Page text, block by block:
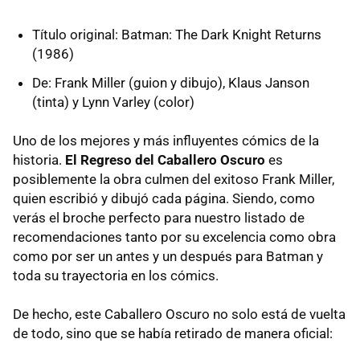
Título original: Batman: The Dark Knight Returns
(1986)
De: Frank Miller (guion y dibujo), Klaus Janson
(tinta) y Lynn Varley (color)
Uno de los mejores y más influyentes cómics de la
historia. El Regreso del Caballero Oscuro es
posiblemente la obra culmen del exitoso Frank Miller,
quien escribió y dibujó cada página. Siendo, como
verás el broche perfecto para nuestro listado de
recomendaciones tanto por su excelencia como obra
como por ser un antes y un después para Batman y
toda su trayectoria en los cómics.
De hecho, este Caballero Oscuro no solo está de vuelta
de todo, sino que se había retirado de manera oficial: